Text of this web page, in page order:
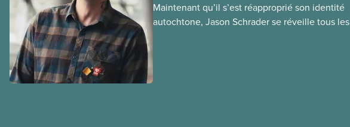
Maintenant qu’il s’est réapproprié son identité
autochtone, Jason Schrader se réveille tous les